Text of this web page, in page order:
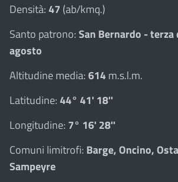
Densità:47 (ab/kmq.)
Santo patrono:San Bernardo - terza
agosto
Altitudine media:614m.s.l.m.
Latitudine:44° 41' 18''
Longitudine: 7° 16' 28''
Comuni limitrofi: Barge, Oncino,
Sampeyre